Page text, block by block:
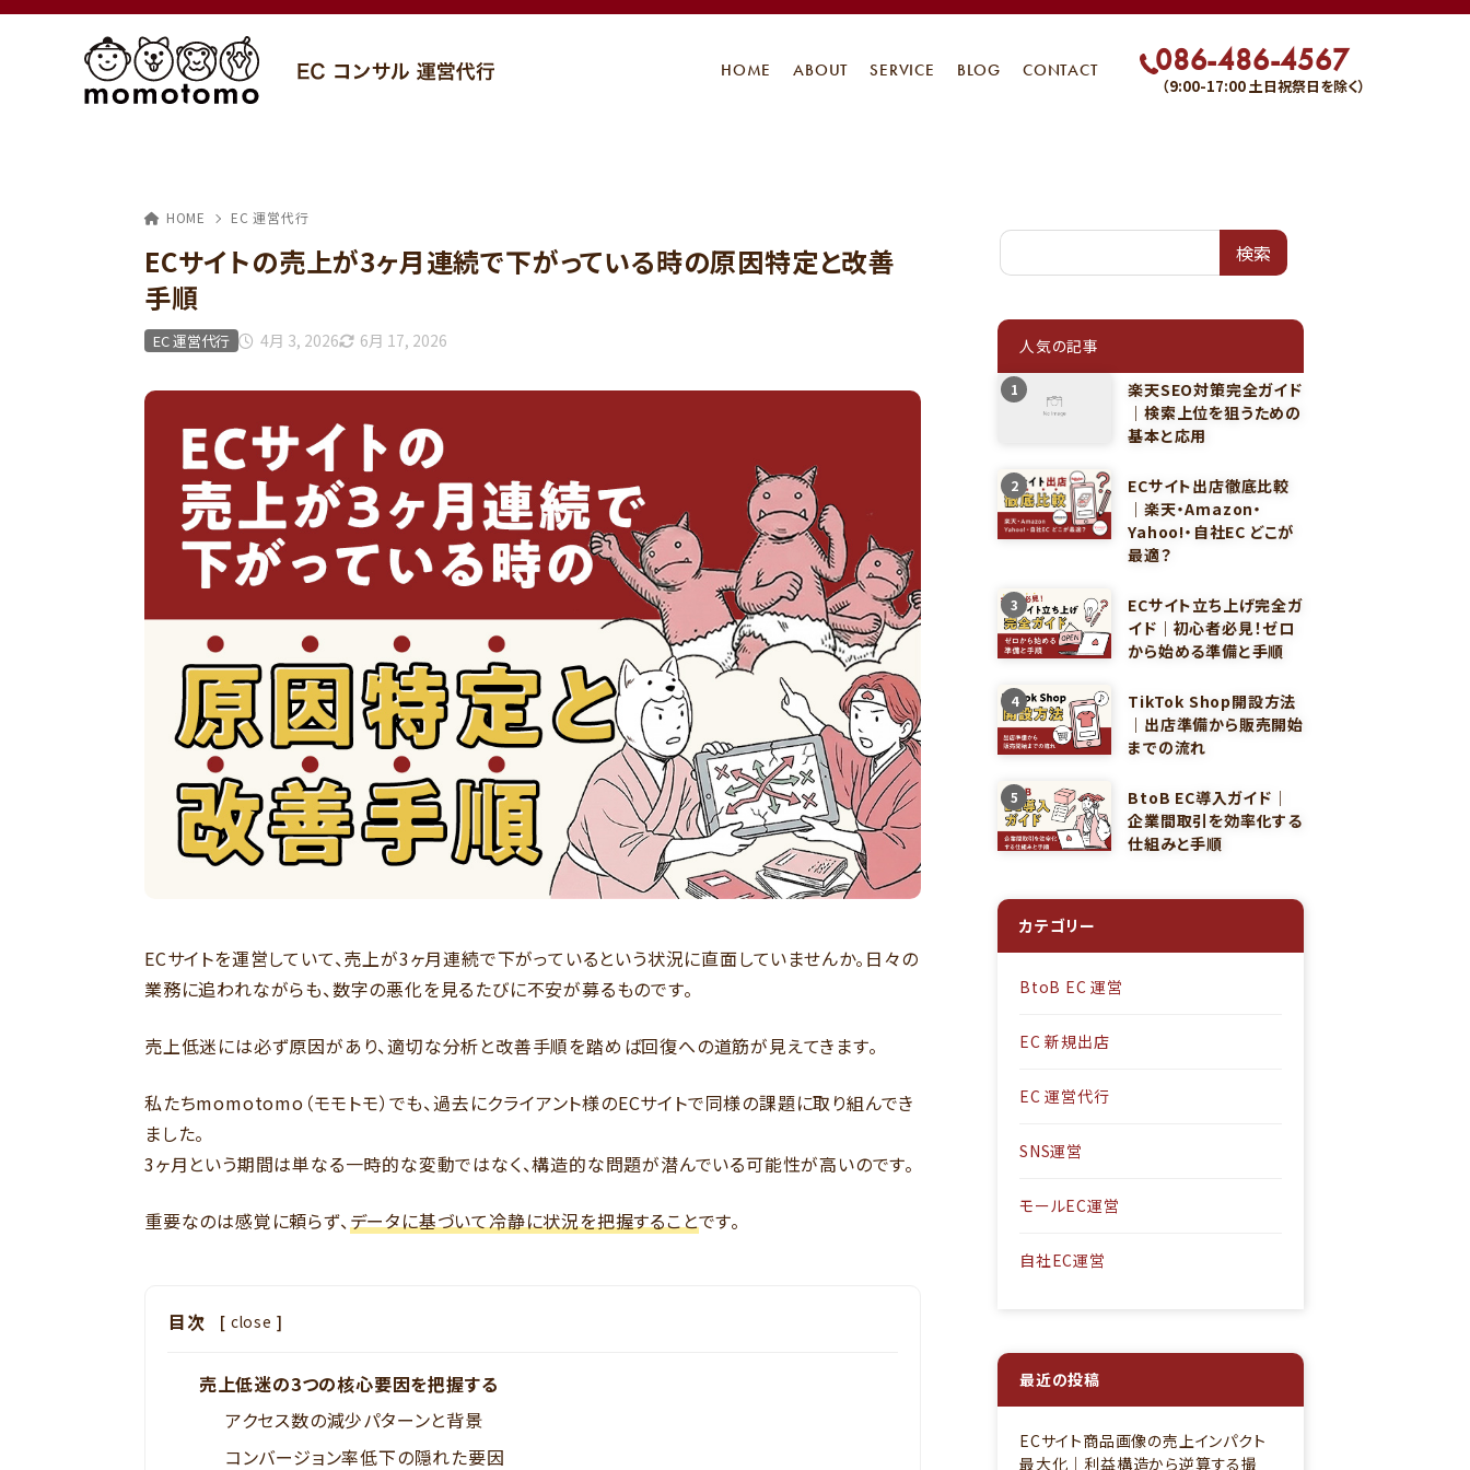
HOME ABOUT SERVICE BLOG CONTACT 086-486-4567
（9:00-17:00 土日祝祭日を除く）
HOME EC 運営代行
ECサイトの売上が3ヶ月連続で下がっている時の原因特定と改善
手順
4月 3, 2026 6月 17, 2026
EC 運営代行
ECサイトを運営していて、売上が3ヶ月連続で下がっているという状況に直面していませんか。日々の
業務に追われながらも、数字の悪化を見るたびに不安が募るものです。
売上低迷には必ず原因があり、適切な分析と改善手順を踏めば回復への道筋が見えてきます。
私たちmomotomo（モモトモ）でも、過去にクライアント様のECサイトで同様の課題に取り組んでき
ました。
3ヶ月という期間は単なる一時的な変動ではなく、構造的な問題が潜んでいる可能性が高いのです。
重要なのは感覚に頼らず、 データに基づいて冷静に状況を把握することです。
目次 [ close ]
売上低迷の3つの核心要因を把握する
アクセス数の減少パターンと背景
コンバージョン率低下の隠れた要因
検索
人気の記事
1
楽天SEO対策完全ガイド
｜検索上位を狙うための
基本と応用
2
ECサイト出店徹底比較
｜楽天・Amazon・
Yahoo!・自社EC どこが
最適？
3
ECサイト立ち上げ完全ガ
イド｜初心者必見！ゼロ
から始める準備と手順
4
TikTok Shop開設方法
｜出店準備から販売開始
までの流れ
5
BtoB EC導入ガイド｜
企業間取引を効率化する
仕組みと手順
カテゴリー
BtoB EC 運営
EC 新規出店
EC 運営代行
SNS運営
モールEC運営
自社EC運営
最近の投稿
ECサイト商品画像の売上インパクト
最大化｜利益構造から逆算する撮